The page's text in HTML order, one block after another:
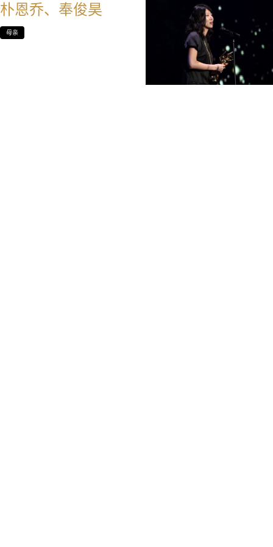
朴恩乔、奉俊昊
母亲